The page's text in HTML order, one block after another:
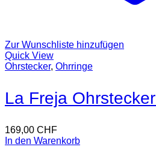
Zur Wunschliste hinzufügen
Quick View
Ohrstecker, Ohrringe
La Freja
169,00 CHF
In den Warenkorb